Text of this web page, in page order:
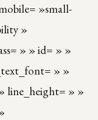
»small-
»
» » id= » »
» »
line_height= » »